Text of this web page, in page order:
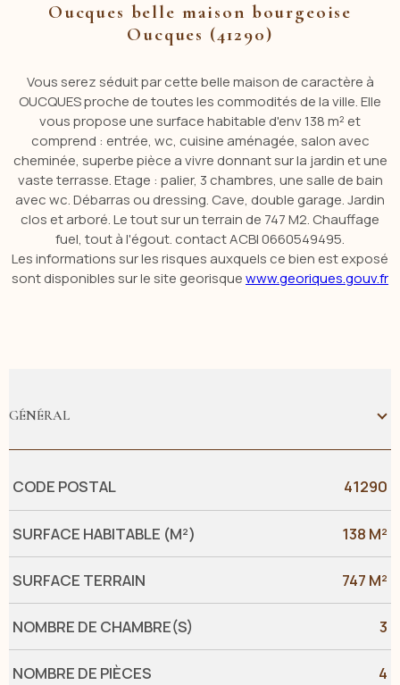
Oucques belle maison bourgeoise
Oucques (41290)
Vous serez séduit par cette belle maison de caractère à
OUCQUES proche de toutes les commodités de la ville. Elle
vous propose une surface habitable d'env 138 m² et
comprend : entrée, wc, cuisine aménagée, salon avec
cheminée, superbe pièce a vivre donnant sur la jardin et une
vaste terrasse. Etage : palier, 3 chambres, une salle de bain
avec wc. Débarras ou dressing. Cave, double garage. Jardin
clos et arboré. Le tout sur un terrain de 747 M2. Chauffage
fuel, tout à l'égout. contact ACBI 0660549495.
Les informations sur les risques auxquels ce bien est exposé
sont disponibles sur le site georisquewww.georiques.gouv.fr
GÉNÉRAL
Caractérisque Valeurs
CODE POSTAL 41290
SURFACE HABITABLE (M²) 138 M²
SURFACE TERRAIN 747 M²
NOMBRE DE CHAMBRE(S) 3
NOMBRE DE PIÈCES 4